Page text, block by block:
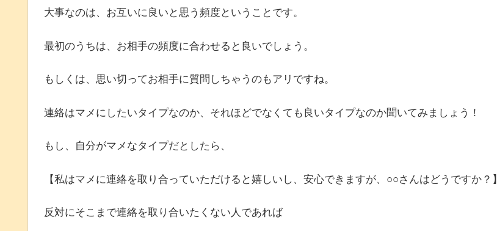
大事なのは、お互いに良いと思う頻度ということです。
最初のうちは、お相手の頻度に合わせると良いでしょう。
もしくは、思い切ってお相手に質問しちゃうのもアリですね。
連絡はマメにしたいタイプなのか、それほどでなくても良いタイプなのか聞いてみましょう！
もし、自分がマメなタイプだとしたら、
【私はマメに連絡を取り合っていただけると嬉しいし、安心できますが、○○さんはどうですか？】
反対にそこまで連絡を取り合いたくない人であれば